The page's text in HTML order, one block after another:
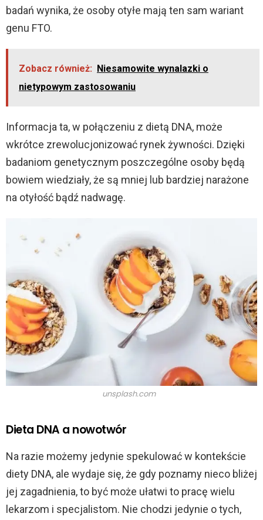
badań wynika, że osoby otyłe mają ten sam wariant
genu FTO.
Zobacz również: Niesamowite wynalazki o
nietypowym zastosowaniu
Informacja ta, w połączeniu z dietą DNA, może
wkrótce zrewolucjonizować rynek żywności. Dzięki
badaniom genetycznym poszczególne osoby będą
bowiem wiedziały, że są mniej lub bardziej narażone
na otyłość bądź nadwagę.
unsplash.com
Dieta DNA a nowotwór
Na razie możemy jedynie spekulować w kontekście
diety DNA, ale wydaje się, że gdy poznamy nieco bliżej
jej zagadnienia, to być może ułatwi to pracę wielu
lekarzom i specjalistom. Nie chodzi jedynie o tych,